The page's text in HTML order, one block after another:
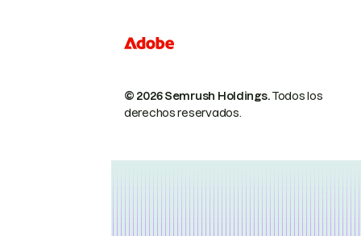
© 2026 Semrush Holdings.Todos los
derechos reservados.